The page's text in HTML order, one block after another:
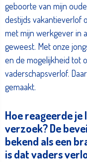
geboorte van mijn
destijds vakantieverlof
met mijn werkgever in
geweest. Met onze
en de mogelijkheid tot
vaderschapsverlof.
gemaakt.
Hoe reageerde je
verzoek? De
bekend als een
is dat vaders